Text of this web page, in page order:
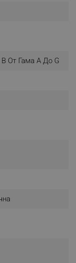
От Гама A До G